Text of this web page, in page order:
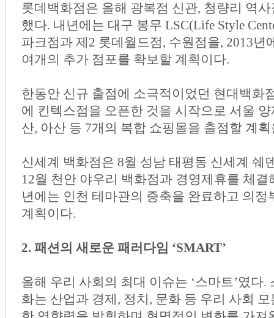
롯데백화점은 올해 광복점 신관, 청량리 역
했다. 내년에는 대구 봉무 LSC(Life Style
파크점과 제2 롯데월드점, 수원점을, 2013년
여개의 추가 점포를 확보할 계획이다.
한동안 신규 출점에 소극적이었던 현대백화
에 킨텍스점을 오픈한 것을 시작으로 서울
산, 아산 등 7개의 복합 쇼핑몰을 출점할 계
신세계 백화점은 8월 성남 태평동 신세계 쉐
12월 천안 야우리 백화점과 경영제휴를 체
년에는 인천 테마관의 증축을 완료하고 의
계획이다.
2. 패션의 새로운 패러다임 ‘SMART’
올해 우리 사회의 최대 이슈는 ‘스마트’였다
화는 산업과 경제, 정치, 문화 등 우리 사회